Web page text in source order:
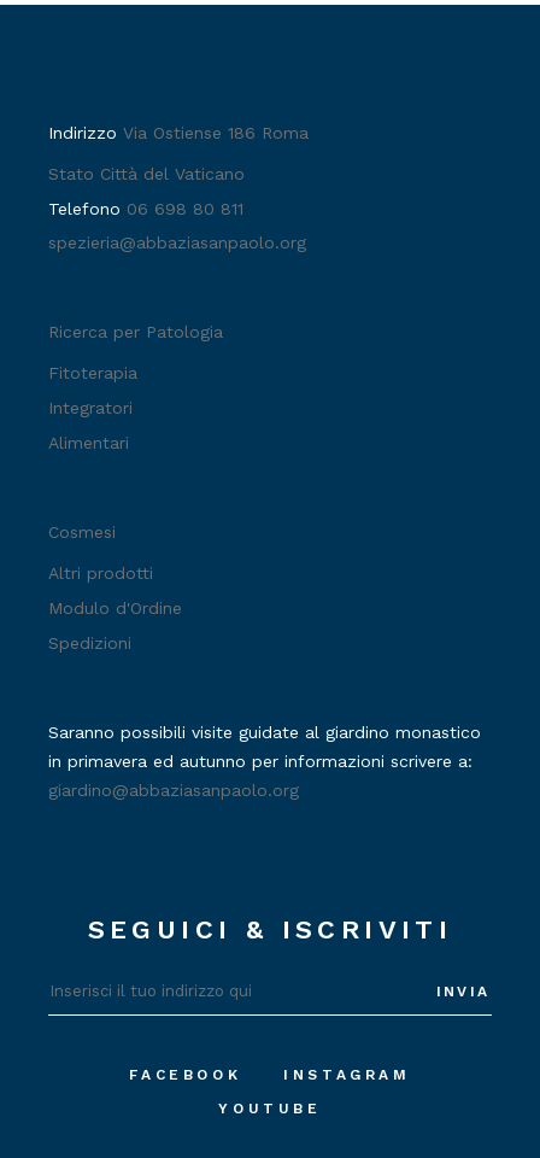
IndirizzoVia Ostiense 186 Roma
Stato Città del Vaticano
Telefono 06 698 80 811
spezieria@abbaziasanpaolo.org
Ricerca per Patologia
Fitoterapia
Integratori
Alimentari
Cosmesi
Altri prodotti
Modulo d'Ordine
Spedizioni
Saranno possibili visite guidate al giardino monastico
in primavera ed autunno per informazioni scrivere a:
giardino@abbaziasanpaolo.org
SEGUICI & ISCRIVITI
INVIA
FACEBOOK
INSTAGRAM
YOUTUBE